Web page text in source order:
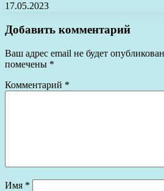
17.05.2023
Добавить комментарий
Ваш адрес email не будет
помечены *
Комментарий *
Имя *